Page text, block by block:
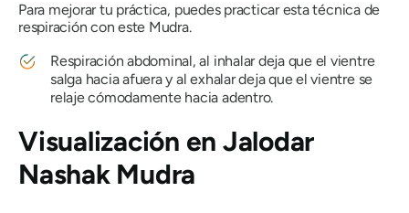
Para mejorar tu práctica, puedes practicar esta técnica de
respiración con este Mudra.
Respiración abdominal, al inhalar deja que el vientre
salga hacia afuera y al exhalar deja que el vientre se
relaje cómodamente hacia adentro.
Visualización en Jalodar
Nashak Mudra